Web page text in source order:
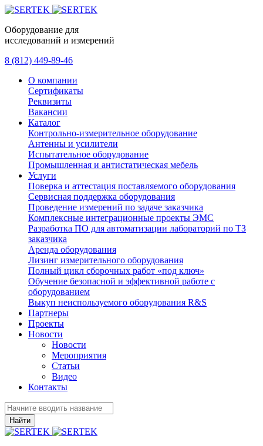
Оборудование для
исследований и измерений
8 (812) 449-89-46
О компании
Сертификаты
Реквизиты
Вакансии
Каталог
Контрольно-измерительное оборудование
Антенны и усилители
Испытательное оборудование
Промышленная и антистатическая мебель
Услуги
Поверка и аттестация поставляемого оборудования
Сервисная поддержка оборудования
Проведение измерений по задаче заказчика
Комплексные интеграционные проекты ЭМС
Разработка ПО для автоматизации лабораторий по ТЗ
заказчика
Аренда оборудования
Лизинг измерительного оборудования
Полный цикл сборочных работ «под ключ»
Обучение безопасной и эффективной работе с
оборудованием
Выкуп неиспользуемого оборудования R&S
Партнеры
Проекты
Новости
Новости
Мероприятия
Статьи
Видео
Контакты
Найти